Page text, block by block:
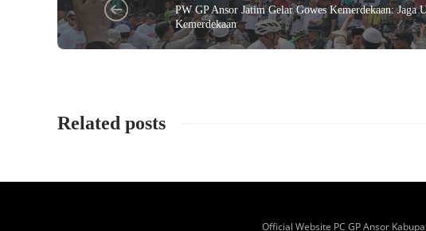
PW GP Ansor Jatim Gelar Gowes Kemerdekaan: Jaga
Kemerdekaan
Related posts
Official Website PC GP Ansor